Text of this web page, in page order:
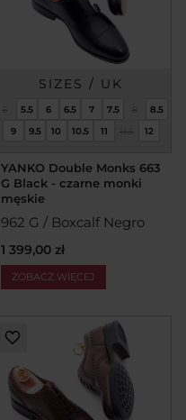
SIZES / UK
5 5.5 6 6.5 7 7.5 8
8.5
9
9.5 10 10.5 11 11.5 12
YANKO Double Monks 663
G Black - czarne monki
męskie
962 G / Boxcalf Negro
1 399,00 zł
ZOBACZ WIĘCEJ